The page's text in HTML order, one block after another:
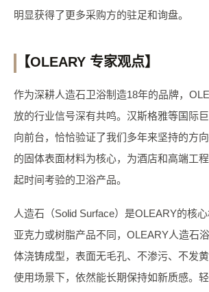
明显获得了更多采购方的驻足和询盘。
【OLEARY 专家观点】
作为深耕人造石卫浴制造18年的品牌，
放的行业信号深有共鸣。汉斯格雅等国际
向前台，恰恰验证了我们多年来坚持的方
的固体表面材料为核心，为酒店和高端工
起时间考验的卫浴产品。
人造石（Solid Surface）是OLEARY的核
亚克力或树脂产品不同，OLEARY人造石
体浇铸成型，表面无毛孔、不渗污、不发
使用场景下，依然能长期保持如新质感。